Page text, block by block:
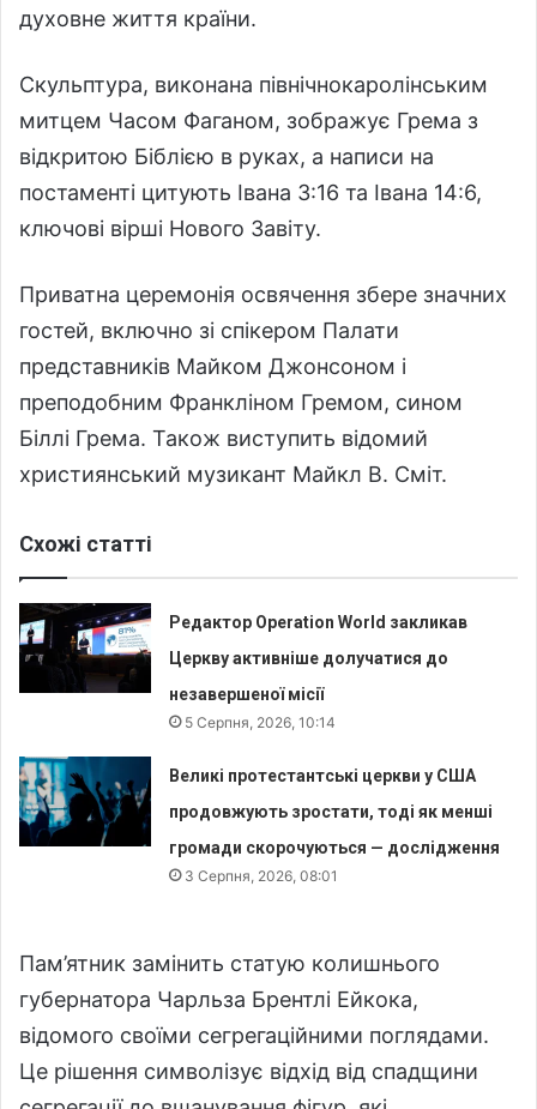
духовне життя країни.
Скульптура, виконана північнокаролінським
митцем Часом Фаганом, зображує Грема з
відкритою Біблією в руках, а написи на
постаменті цитують Івана 3:16 та Івана 14:6,
ключові вірші Нового Завіту.
Приватна церемонія освячення збере значних
гостей, включно зі спікером Палати
представників Майком Джонсоном і
преподобним Франкліном Гремом, сином
Біллі Грема. Також виступить відомий
християнський музикант Майкл В. Сміт.
Схожі статті
Редактор Operation World закликав
Церкву активніше долучатися до
незавершеної місії
5 Серпня, 2026, 10:14
Великі протестантські церкви у США
продовжують зростати, тоді як менші
громади скорочуються — дослідження
3 Серпня, 2026, 08:01
Пам’ятник замінить статую колишнього
губернатора Чарльза Брентлі Ейкока,
відомого своїми сегрегаційними поглядами.
Це рішення символізує відхід від спадщини